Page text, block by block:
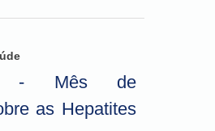
- Mês de
as Hepatites